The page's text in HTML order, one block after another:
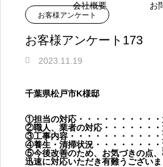
会社概要 お
になります。
お盆に伴う休業のお知らせ
2026.07.30
川崎市でリノベーションを検討
へ｜後悔しない計画の立て方と
の選び方
2026.07.01
NEW
2021.04.25
お客様アンケート405
2026.01.25
藤沢市でリノベーションを検討
へ｜費用・進め方・会社選びの
2026.08.01
川崎市でリノベーションを検討
へ｜後悔しない計画の立て方と
の選び方
2026.07.01
NEW
2021.04.25
クーリング・オフ手続きのお知
2024.04.26
お客様アンケート
お客様アンケート173
2023.11.19
千葉県松戸市K様邸
①担当の対応・・・・・・・・・・
②職人、業者の対応・・・・・・・
③工事内容・・・・・・・・・・・
④養生・清掃状況・・・・・・・・
⑤今後改善のため、お気づきの点
迅速に対応いただき有難うございま